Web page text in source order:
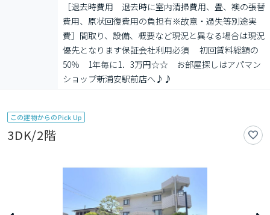
［退去時費用　退去時に室内清掃費用、畳、襖の張替
費用、原状回復費用の負担有※故意・過失等別途実
費］間取り、設備、概要など現況と異なる場合は現況
優先となります保証会社利用必須 　初回賃料総額の
50％　1年毎に1．3万円☆☆　お部屋探しはアパマン
ショップ新浦安駅前店へ♪♪
この建物からのPick Up
3DK/2階